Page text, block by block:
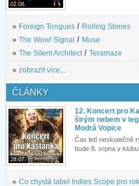
02.08.
» Foreign Tongues / Rolling Stones
» The Wow! Signal / Muse
» The Silent Architect / Teramaze
» zobrazit více...
ČLÁNKY
28.07.
12. Koncert pro
širým nebem v
Modrá Vopice
Čas letí neskutečně
bude 8. srpna v klubu
» Co chystá label Indies Scope pro